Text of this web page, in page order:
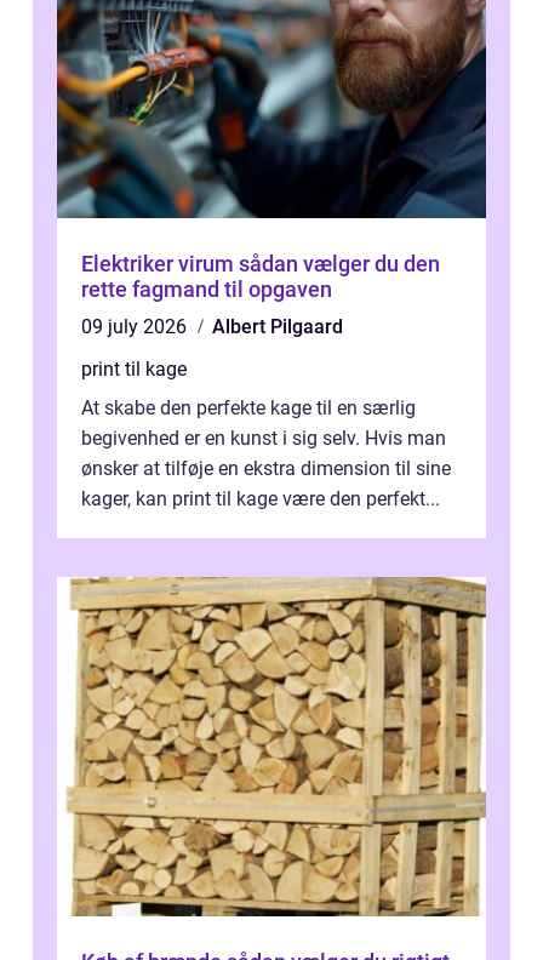
Elektriker virum sådan vælger du den
rette fagmand til opgaven
09 july 2026
Albert Pilgaard
print til kage
At skabe den perfekte kage til en særlig
begivenhed er en kunst i sig selv. Hvis man
ønsker at tilføje en ekstra dimension til sine
kager, kan print til kage være den perfekt...